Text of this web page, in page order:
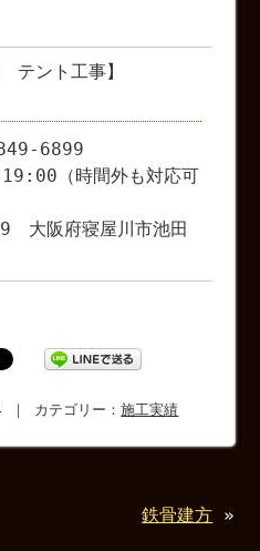
テント工事】
6899
（時間外も対応可
大阪府寝屋川市池田
カテゴリー：施工実績
鉄骨建方 »